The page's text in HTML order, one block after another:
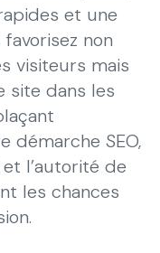
et une
non
visiteurs mais
site dans les
démarche SEO,
l’autorité de
les chances